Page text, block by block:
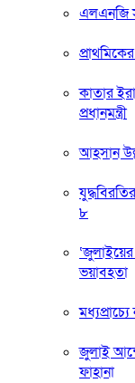
এলএনজি
কাতার
প্রধানমন্ত্রী
আহসান
৮
ভয়াবহতা
জুলাই
ফাহানা